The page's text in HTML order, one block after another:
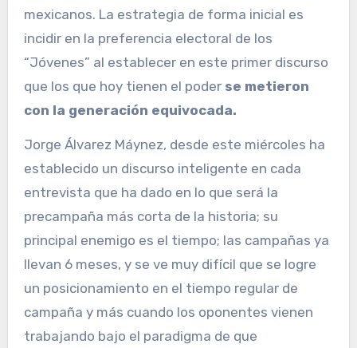
mexicanos. La estrategia de forma inicial es
incidir en la preferencia electoral de los
“Jóvenes” al establecer en este primer discurso
que los que hoy tienen el poder se metieron
con la generación equivocada.
Jorge Álvarez Máynez, desde este miércoles ha
establecido un discurso inteligente en cada
entrevista que ha dado en lo que será la
precampaña más corta de la historia; su
principal enemigo es el tiempo; las campañas ya
llevan 6 meses, y se ve muy difícil que se logre
un posicionamiento en el tiempo regular de
campaña y más cuando los oponentes vienen
trabajando bajo el paradigma de que